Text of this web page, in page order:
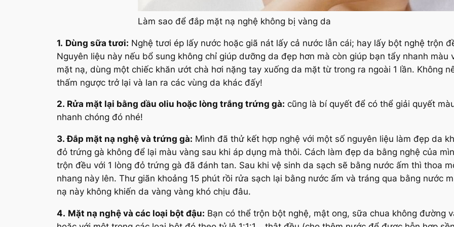
Làm sao để đắp mặt nạ nghệ không bị vàng da
1. Dùng sữa tươi: Nghệ tươi ép lấy nước hoặc giã nát lấy cả nước lẫn cái; hay lấy bột nghệ trộn
Nguyên liệu này nếu bổ sung không chỉ giúp dưỡng da đẹp hơn mà còn giúp bạn tẩy nhanh màu
mặt nạ, dùng một chiếc khăn ướt chà hơi nặng tay xuống da mặt từ trong ra ngoài 1 lần. Không
thấm ngược trở lại và lan ra các vùng da khác đấy!
2. Rửa mặt lại bằng dầu oliu hoặc lòng trắng trứng gà: cũng là bí quyết để có thể giải quyết
nhanh chóng đó nhé!
3. Đắp mặt nạ nghệ và trứng gà: Mình đã thử kết hợp nghệ với một số nguyên liệu làm đẹp da
đỏ trứng gà không để lại màu vàng sau khi áp dụng mà thôi. Cách làm đẹp da bằng nghệ của
trộn đều với 1 lòng đỏ trứng gà đã đánh tan. Sau khi vệ sinh da sạch sẽ bằng nước ấm thì thoa
nhang này lên. Thư giãn khoảng 15 phút rồi rửa sạch lại bằng nước ấm và tráng qua bằng nước
nạ này không khiến da vàng vàng khó chịu đâu.
4. Mặt nạ nghệ và các loại bột đậu: Bạn có thể trộn bột nghệ, mật ong, sữa chua không đường